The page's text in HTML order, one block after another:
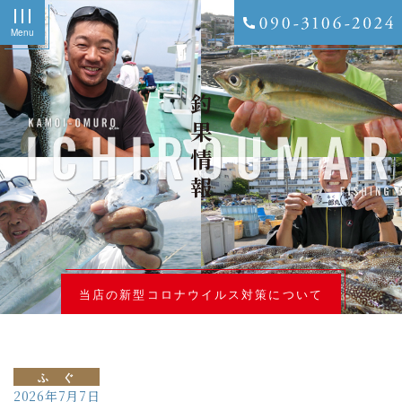
Menu
釣果情報
当店の新型コロナウイルス対策について
ふ ぐ
2026年7月7日